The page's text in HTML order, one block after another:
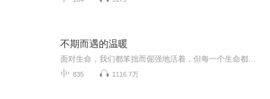
不期而遇的温暖
835 1116.7万